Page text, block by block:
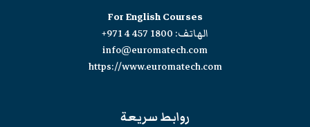
For English Courses
الهاتف: +971 4 457 1800
info@euromatech.com
https://www.euromatech.com
روابط سريعة